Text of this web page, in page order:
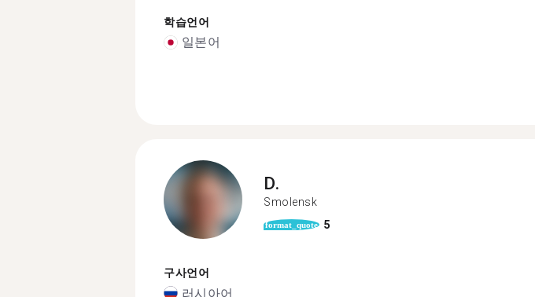
학습언어
일본어
D.
Smolensk
format_quote 5
구사언어
러시아어